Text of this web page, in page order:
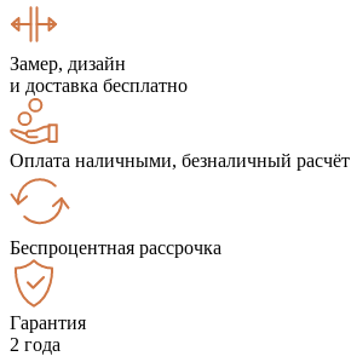
Замер, дизайн
и доставка бесплатно
Оплата наличными, безналичный расчёт
Беспроцентная рассрочка
Гарантия
2 года